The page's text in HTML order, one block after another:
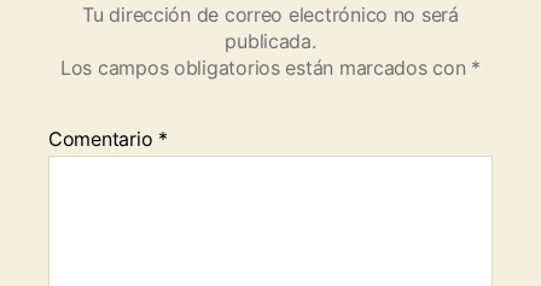
Tu dirección de correo electrónico no será
publicada.
Los campos obligatorios están marcados con *
Comentario *